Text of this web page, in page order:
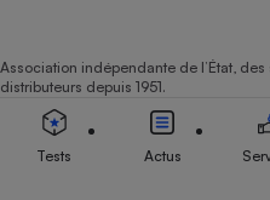
Association indépendante de l’État,
distributeurs depuis 1951.
Tests Actus